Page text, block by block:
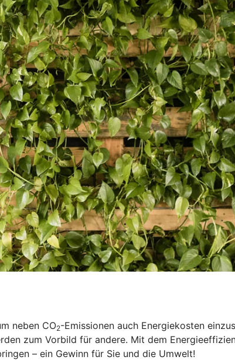
neben CO2-Emissionen auch Energiekosten
zum Vorbild für andere. Mit dem
– ein Gewinn für Sie und die Umwelt!